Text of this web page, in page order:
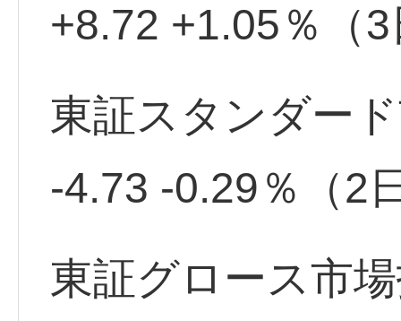
+8.72 +1.05％（
東証スタンダー
-4.73 -0.29％（2
東証グロース市